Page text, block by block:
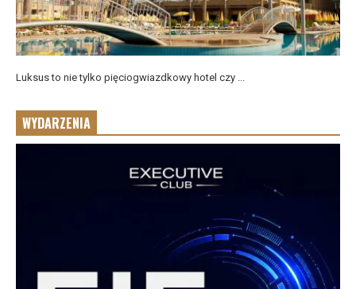
Luksus to nie tylko pięciogwiazdkowy hotel czy ...
WYDARZENIA